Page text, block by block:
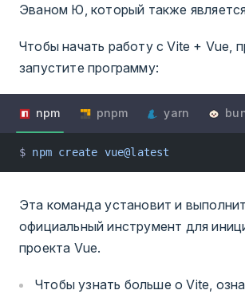
Эваном Ю, который также
Чтобы начать работу с Vite + Vue,
запустите программу:
npm pnpm yarn
$ npm create vue@latest
Эта команда установит и выполнит
официальный инструмент для
проекта Vue.
Чтобы узнать больше о Vite,